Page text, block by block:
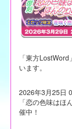
「東方
います。
2026年3月25日
「恋の色味はほ
催中！